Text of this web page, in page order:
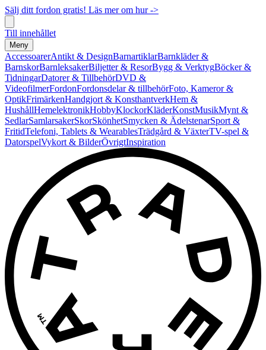
Sälj ditt fordon gratis! Läs mer om hur ->
Till innehållet
Meny
AccessoarerAntikt & DesignBarnartiklarBarnkläder &
BarnskorBarnleksakerBiljetter & ResorBygg & VerktygBöcker &
TidningarDatorer & TillbehörDVD &
VideofilmerFordonFordonsdelar & tillbehörFoto, Kameror &
OptikFrimärkenHandgjort & KonsthantverkHem &
HushållHemelektronikHobbyKlockorKläderKonstMusikMynt &
SedlarSamlarsakerSkorSkönhetSmycken & ÄdelstenarSport &
FritidTelefoni, Tablets & WearablesTrädgård & VäxterTV-spel &
DatorspelVykort & BilderÖvrigtInspiration